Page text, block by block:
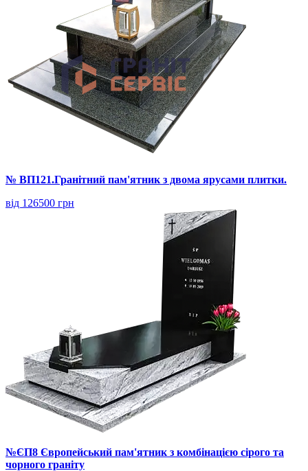
№ ВП121.Гранітний пам'ятник з двома ярусами плитки.
від 126500 грн
№ЄП8 Європейський пам'ятник з комбінацією сірого та
чорного граніту